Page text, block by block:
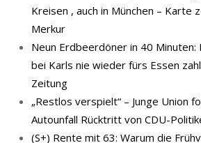
Kreisen , auch in München – Karte
Merkur
Neun Erdbeerdöner in 40 Minuten:
bei Karls nie wieder fürs Essen
Zeitung
„Restlos verspielt“ – Junge Union
Autounfall Rücktritt von CDU-
(S+) Rente mit 63: Warum die